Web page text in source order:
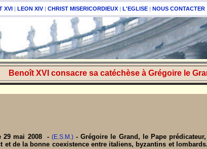
XVI | LEON XIV| CHRIST MISERICORDIEUX | L'EGLISE | NOUS CONTACTER
Benoît XVI consacre sa catéchèse à Grégoire le
29 mai 2008 -(E.S.M.) - Grégoire le Grand, le Pape
et de la bonne coexistence entre italiens, byzantins et